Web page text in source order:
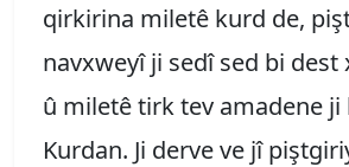
qirkirina miletê kurd de,
navxweyî ji sedî sed bi dest
û miletê tirk tev amadene
Kurdan. Ji derve ve jî